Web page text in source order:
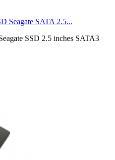
Seagate SATA 2.5...
SSD 2.5 inches SATA3